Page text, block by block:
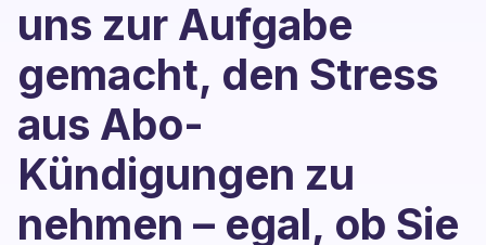
uns zur Aufgabe
gemacht, den Stress
aus Abo-
Kündigungen zu
nehmen – egal, ob Sie